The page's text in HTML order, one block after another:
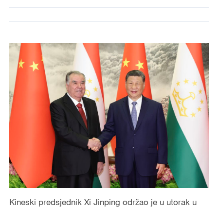
Kineski predsjednik Xi Jinping održao je u utorak u